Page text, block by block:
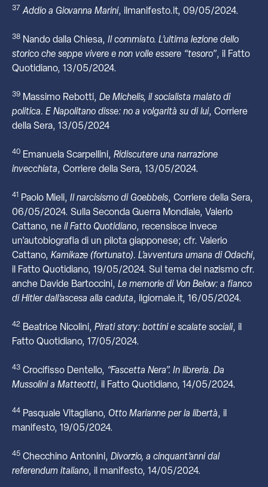
37 Addio a Giovanna Marini, ilmanifesto.it, 09/05/2024.
38 Nando dalla Chiesa, Il commiato. L’ultima lezione dello
storico che seppe vivere e non volle essere “tesoro”, il Fatto
Quotidiano, 13/05/2024.
39 Massimo Rebotti, De Michelis, il socialista malato di
politica. E Napolitano disse: no a volgarità su di lui, Corriere
della Sera, 13/05/2024
40 Emanuela Scarpellini, Ridiscutere una narrazione
invecchiata, Corriere della Sera, 13/05/2024.
41 Paolo Mieli, Il narcisismo di Goebbels, Corriere della Sera,
06/05/2024. Sulla Seconda Guerra Mondiale, Valerio
Cattano, ne il Fatto Quotidiano, recensisce invece
un’autobiografia di un pilota giapponese; cfr. Valerio
Cattano, Kamikaze (fortunato). L’avventura umana di Odachi,
il Fatto Quotidiano, 19/05/2024. Sul tema del nazismo cfr.
anche Davide Bartoccini, Le memorie di Von Below: a fianco
di Hitler dall’ascesa alla caduta, ilgiornale.it, 16/05/2024.
42 Beatrice Nicolini, Pirati story: bottini e scalate sociali, il
Fatto Quotidiano, 17/05/2024.
43 Crocifisso Dentello, “Fascetta Nera”. In libreria. Da
Mussolini a Matteotti, il Fatto Quotidiano, 14/05/2024.
44 Pasquale Vitagliano, Otto Marianne per la libertà, il
manifesto, 19/05/2024.
45 Checchino Antonini, Divorzio, a cinquant’anni dal
referendum italiano, il manifesto, 14/05/2024.